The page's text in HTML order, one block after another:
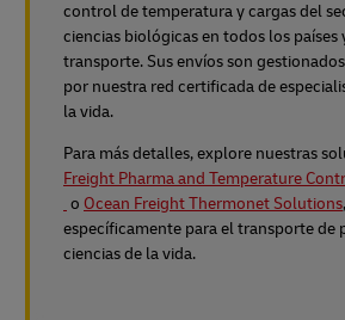
control de temperatura y cargas del
ciencias biológicas en todos los países
transporte. Sus envíos son
por nuestra red certificada de
la vida.
Para más detalles, explore nuestras
Freight Pharma and Temperature
o Ocean Freight Thermonet Solutions
específicamente para el transporte de
ciencias de la vida.